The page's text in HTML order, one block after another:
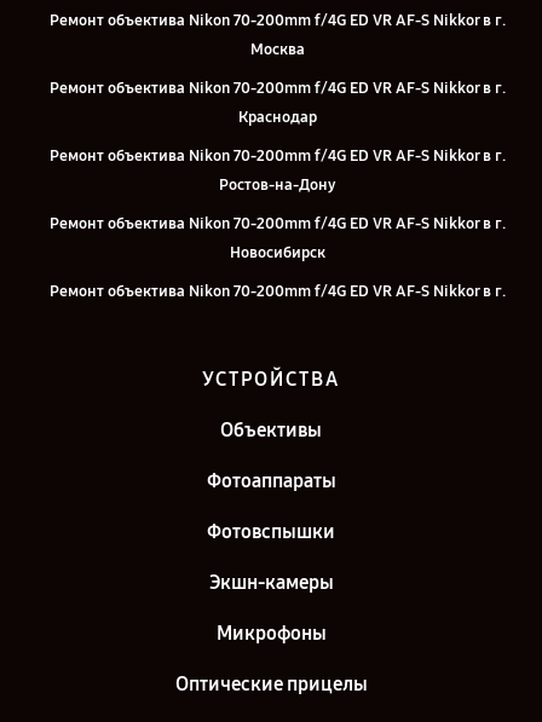
Ремонт объектива Nikon 70-200mm f/4G ED VR AF-S Nikkor в г.
Москва
Ремонт объектива Nikon 70-200mm f/4G ED VR AF-S Nikkor в г.
Краснодар
Ремонт объектива Nikon 70-200mm f/4G ED VR AF-S Nikkor в г.
Ростов-на-Дону
Ремонт объектива Nikon 70-200mm f/4G ED VR AF-S Nikkor в г.
Новосибирск
Ремонт объектива Nikon 70-200mm f/4G ED VR AF-S Nikkor в г.
Екатеринбург
Ремонт объектива Nikon 70-200mm f/4G ED VR AF-S Nikkor в г.
Ремонт объектива Nikon 70-200mm f/4G ED VR AF-S Nikkor в г.
Санкт-Петербург
УСТРОЙСТВА
Объективы
Фотоаппараты
Фотовспышки
Экшн-камеры
Микрофоны
Оптические прицелы